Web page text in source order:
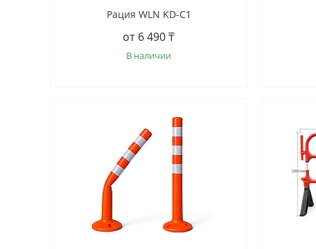
Рация WLN KD-C1
от 6 490 ₸
В наличии